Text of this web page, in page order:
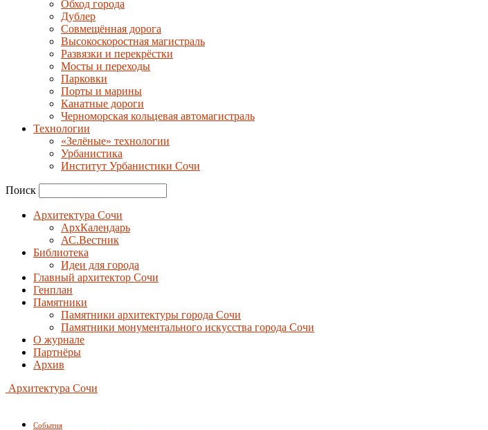
Обход города
Дублер
Совмещённая дорога
Высокоскоростная магистраль
Развязки и перекрёстки
Мосты и переходы
Парковки
Порты и марины
Канатные дороги
Черноморская кольцевая автомагистраль
Технологии
«Зелёные» технологии
Урбанистика
Институт Урбанистики Сочи
Поиск
Архитектура Сочи
АрхКалендарь
АС.Вестник
Библиотека
Идеи для города
Главный архитектор Сочи
Генплан
Памятники
Памятники архитектуры города Сочи
Памятники монументального искусства города Сочи
О журнале
Партнёры
Архив
Архитектура Сочи
События